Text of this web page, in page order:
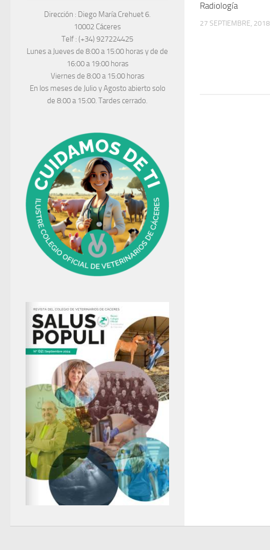
Radiología
27 SEPTIEMBRE, 2018
Dirección : Diego María Crehuet 6.
10002 Cáceres
Telf : (+34) 927224425
Lunes a Jueves de 8:00 a 15:00 horas y de de
16:00 a 19:00 horas
Viernes de 8:00 a 15:00 horas
En los meses de Julio y Agosto abierto solo
de 8:00 a 15:00. Tardes cerrado.